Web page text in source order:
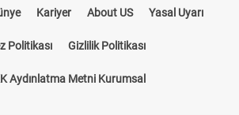
Kariyer About US Yasal Uyarı
Politikası Gizlilik Politikası
Aydınlatma Metni Kurumsal